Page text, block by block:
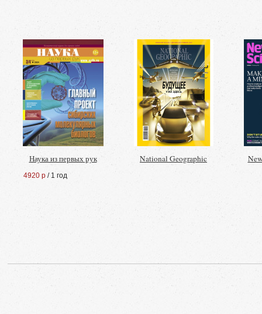
Наука из первых рук
4920 р / 1 год
National Geographic